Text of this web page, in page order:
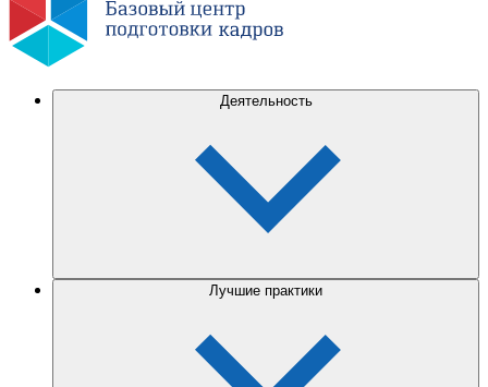
Деятельность
Лучшие практики